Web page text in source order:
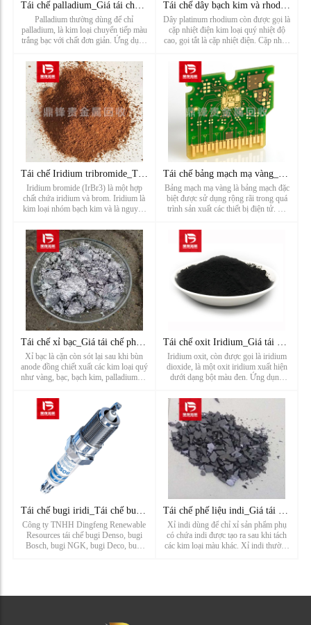
Palladium thường dùng để chỉ
palladium, là kim loại chuyển tiếp màu
trắng bạc với chất đơn giản. Ứng dụng
kim, chất xúc tác và đồ trang sức.
Palladium phế liệu là một nguồn tái
chế paladi quan trọng. Các ...
Dây platinum rhodium còn được gọi là
cặp nhiệt điện kim loại quý nhiệt độ
cao, gọi tắt là cặp nhiệt điện. Cặp nhiệt
mô hình S, mô hình R của dây
platinum, được sử d
Tái chế Iridium tribromide_Tái chế Iridium bromide_Nhà sản x
Iridium bromide (IrBr3) là một hợp
chất chứa iridium và brom. Iridium là
kim loại nhóm bạch kim và là nguyên
tuần hoàn hóa học. Nó có mật độ cao
và khả năng chống ăn mòn tốt, là một
kim loại rất hiếm và có...
Bảng mạch mạ vàng là bảng mạch đặc
biệt được sử dụng rộng rãi trong quá
trình sản xuất các thiết bị điện tử. Bề
mỏng, thường là vàng hoặc niken, để
tăng cường khả năng dẫn điện và
chống ăn mòn của bảng m...
Xỉ bạc là cặn còn sót lại sau khi bùn
anode đồng chiết xuất các kim loại quý
như vàng, bạc, bạch kim, palladium và
xỉ bạc thải là một trong những nguồn
tái chế chất thải chứa bạc. Tái chế chất
thải chứ...
Iridium oxit, còn được gọi là iridium
dioxide, là một oxit iridium xuất hiện
dưới dạng bột màu đen. Ứng dụng
tụ điện và linh kiện điện tử, chất xúc
tác hóa học và điện cực anode cho
điện phân công ngh...
Công ty TNHH Dingfeng Renewable
Resources tái chế bugi Denso, bugi
Bosch, bugi NGK, bugi Deco, bugi
Xỉ indi dùng để chỉ xỉ sản phẩm phụ
có chứa indi được tạo ra sau khi tách
các kim loại màu khác. Xỉ indi thường